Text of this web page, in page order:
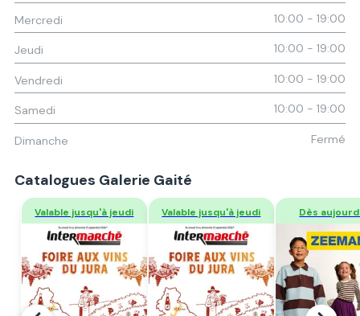
Mercredi 10:00 - 19:00
Jeudi 10:00 - 19:00
Vendredi 10:00 - 19:00
Samedi 10:00 - 19:00
Dimanche Fermé
Catalogues Galerie Gaité
Regarder Regarder